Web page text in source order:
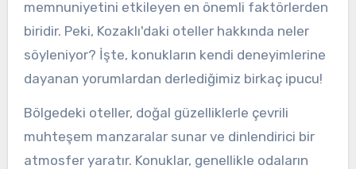
memnuniyetini etkileyen en önemli faktörlerden
biridir. Peki, Kozaklı'daki oteller hakkında neler
söyleniyor? İşte, konukların kendi deneyimlerine
dayanan yorumlardan derlediğimiz birkaç ipucu!
Bölgedeki oteller, doğal güzelliklerle çevrili
muhteşem manzaralar sunar ve dinlendirici bir
atmosfer yaratır. Konuklar, genellikle odaların